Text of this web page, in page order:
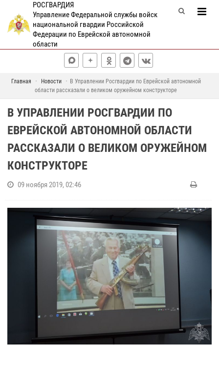
РОСГВАРДИЯ
Управление Федеральной службы войск
национальной гвардии Российской
Федерации по Еврейской автономной
области
Главная Новости
В Управлении Росгвардии по Еврейской автономной
области рассказали о великом оружейном конструкторе
В УПРАВЛЕНИИ РОСГВАРДИИ ПО
ЕВРЕЙСКОЙ АВТОНОМНОЙ ОБЛАСТИ
РАССКАЗАЛИ О ВЕЛИКОМ ОРУЖЕЙНОМ
КОНСТРУКТОРЕ
09 ноября 2019, 02:46